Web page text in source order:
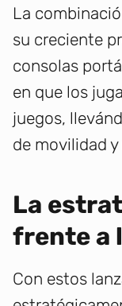
La
su creciente
consolas
en que los
juegos,
de movilidad
La
frente a
Con estos